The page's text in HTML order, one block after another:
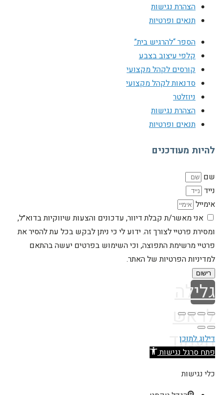
הצהרת נגישות
תנאים ופרטיות
הספר “להרגיש בית”
קלפי עיצוב בצבע
קורסים לקהל מקצועי
סדנאות לקהל מקצועי
ניוזלטר
הצהרת נגישות
תנאים ופרטיות
להיות מעודכנים
שם
נייד
אימייל
אני מאשר/ת קבלת דיוור, עדכונים והצעות שיווקיות בדוא״ל,
ומסירת פרטיי לצורך זה. ידוע לי כי ניתן לבקש בכל עת להסיר את
פרטיי מרשימת התפוצה, וכי השימוש בפרטים יעשה בהתאם
למדיניות הפרטיות של האתר.
רישום
גלילה
לראש
העמוד
דילוג לתוכן
פתח סרגל נגישות
כלי נגישות